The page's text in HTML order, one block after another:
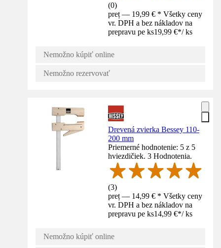
(0)
preț — 19,99 € * Všetky ceny
vr. DPH a bez nákladov na
prepravu pe ks19,99 €*/ ks
Nemožno kúpiť online
Nemožno rezervovať
Drevená zvierka Bessey 110-
200 mm
Priemerné hodnotenie: 5 z 5
hviezdičiek. 3 Hodnotenia.
(3)
preț — 14,99 € * Všetky ceny
vr. DPH a bez nákladov na
prepravu pe ks14,99 €*/ ks
Nemožno kúpiť online